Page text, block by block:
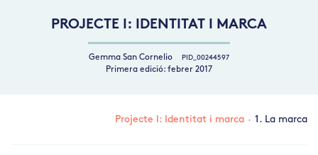
PROJECTE I: IDENTITAT I MARCA
Gemma San Cornelio PID_00244597
Primera edició: febrer 2017
Projecte I: Identitat i marca · 1. La marca